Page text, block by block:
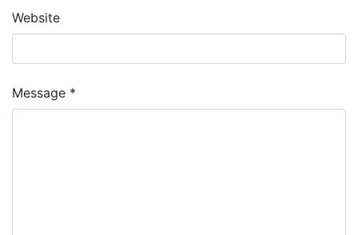
Website
Message *